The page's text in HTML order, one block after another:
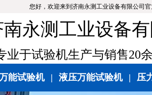
您好，欢迎来到济南永测工业设备有限公司
南永测工业设备
业于试验机生产与销售20
能试验机 | 液压万能试验机 | 压